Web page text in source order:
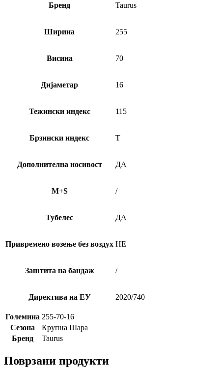
Бренд Taurus
Ширина 255
Висина 70
Дијаметар 16
Тежински индекс 115
Брзински индекс T
Дополнителна носивост ДА
M+S /
Тубелес ДА
Привремено возење без воздух НЕ
Заштита на бандаж /
Директива на ЕУ 2020/740
Големина 255-70-16
Сезона
Крупна Шара
Бренд
Taurus
Поврзани продукти